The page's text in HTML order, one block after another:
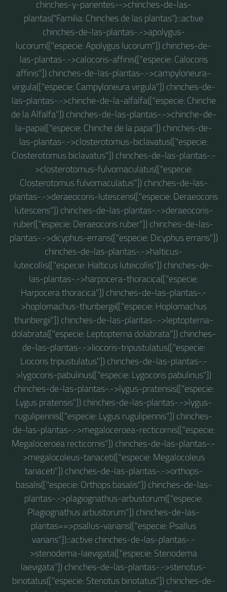
chinches-y-parientes-->chinches-de-las-
plantas("Familia: Chinches de las plantas"):::active
chinches-de-las-plantas-.->apolygus-
lucorum(["especie: Apolygus lucorum"]) chinches-de-
las-plantas-.->calocoris-affinis(["especie: Calocoris
affinis"]) chinches-de-las-plantas-.->campyloneura-
virgula(["especie: Campyloneura virgula"]) chinches-de-
las-plantas-.->chinche-de-la-alfalfa(["especie: Chinche
de la Alfalfa"]) chinches-de-las-plantas-.->chinche-de-
la-papa(["especie: Chinche de la papa"]) chinches-de-
las-plantas-.->closterotomus-biclavatus(["especie:
Closterotomus biclavatus"]) chinches-de-las-plantas-.-
>closterotomus-fulvomaculatus(["especie:
Closterotomus fulvomaculatus"]) chinches-de-las-
plantas-.->deraeocoris-lutescens(["especie: Deraeocoris
lutescens"]) chinches-de-las-plantas-.->deraeocoris-
ruber(["especie: Deraeocoris ruber"]) chinches-de-las-
plantas-.->dicyphus-errans(["especie: Dicyphus errans"])
chinches-de-las-plantas-.->halticus-
luteicollis(["especie: Halticus luteicollis"]) chinches-de-
las-plantas-.->harpocera-thoracica(["especie:
Harpocera thoracica"]) chinches-de-las-plantas-.-
>hoplomachus-thunbergii(["especie: Hoplomachus
thunbergii"]) chinches-de-las-plantas-.->leptopterna-
dolabrata(["especie: Leptopterna dolabrata"]) chinches-
de-las-plantas-.->liocoris-tripustulatus(["especie:
Liocoris tripustulatus"]) chinches-de-las-plantas-.-
>lygocoris-pabulinus(["especie: Lygocoris pabulinus"])
chinches-de-las-plantas-.->lygus-pratensis(["especie:
Lygus pratensis"]) chinches-de-las-plantas-.->lygus-
rugulipennis(["especie: Lygus rugulipennis"]) chinches-
de-las-plantas-.->megaloceroea-recticornis(["especie:
Megaloceroea recticornis"]) chinches-de-las-plantas-.-
>megalocoleus-tanaceti(["especie: Megalocoleus
tanaceti"]) chinches-de-las-plantas-.->orthops-
basalis(["especie: Orthops basalis"]) chinches-de-las-
plantas-.->plagiognathus-arbustorum(["especie:
Plagiognathus arbustorum"]) chinches-de-las-
plantas==>psallus-varians(["especie: Psallus
varians"]):::active chinches-de-las-plantas-.-
>stenodema-laevigata(["especie: Stenodema
laevigata"]) chinches-de-las-plantas-.->stenotus-
binotatus(["especie: Stenotus binotatus"]) chinches-de-